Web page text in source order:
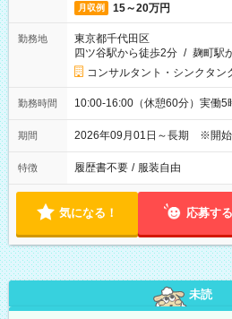
月収例 15～20万円
勤務地
東京都千代田区
四ツ谷駅から徒歩2分 / 麹町駅
コンサルタント・シンクタン
勤務時間 10:00-16:00（休憩60分）実働5
期間 2026年09月01日～長期 ※開
特徴 履歴書不要 / 服装自由
気になる！ 応募する
未読